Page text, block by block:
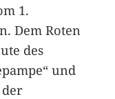
1.
Dem Roten
des
und